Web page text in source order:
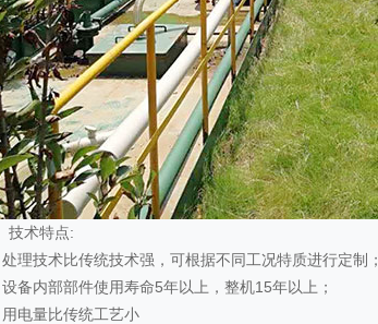
技术特点:
理技术比传统技术强，可根据不同工况特质进行定制；
备内部部件使用寿命5年以上，整机15年以上；
电量比传统工艺小